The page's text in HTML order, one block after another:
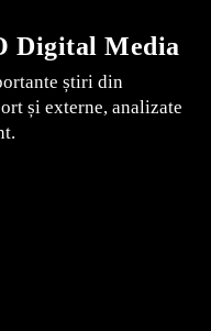
Digital Media
știri din
și externe, analizate